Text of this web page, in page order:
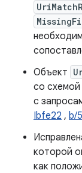
Объект
со
с
Ibfe22 , b/
которой
как